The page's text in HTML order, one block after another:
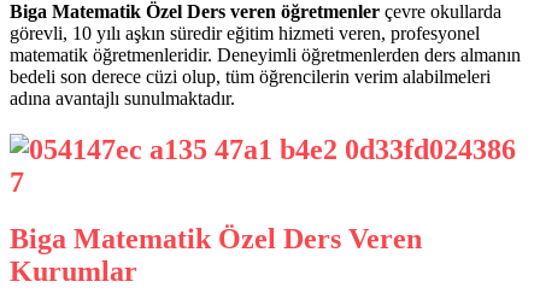
Biga Matematik Özel Ders veren öğretmenler çevre okullarda
görevli, 10 yılı aşkın süredir eğitim hizmeti veren, profesyonel
matematik öğretmenleridir. Deneyimli öğretmenlerden ders almanın
bedeli son derece cüzi olup, tüm öğrencilerin verim alabilmeleri
adına avantajlı sunulmaktadır.
Biga Matematik Özel Ders Veren
Kurumlar